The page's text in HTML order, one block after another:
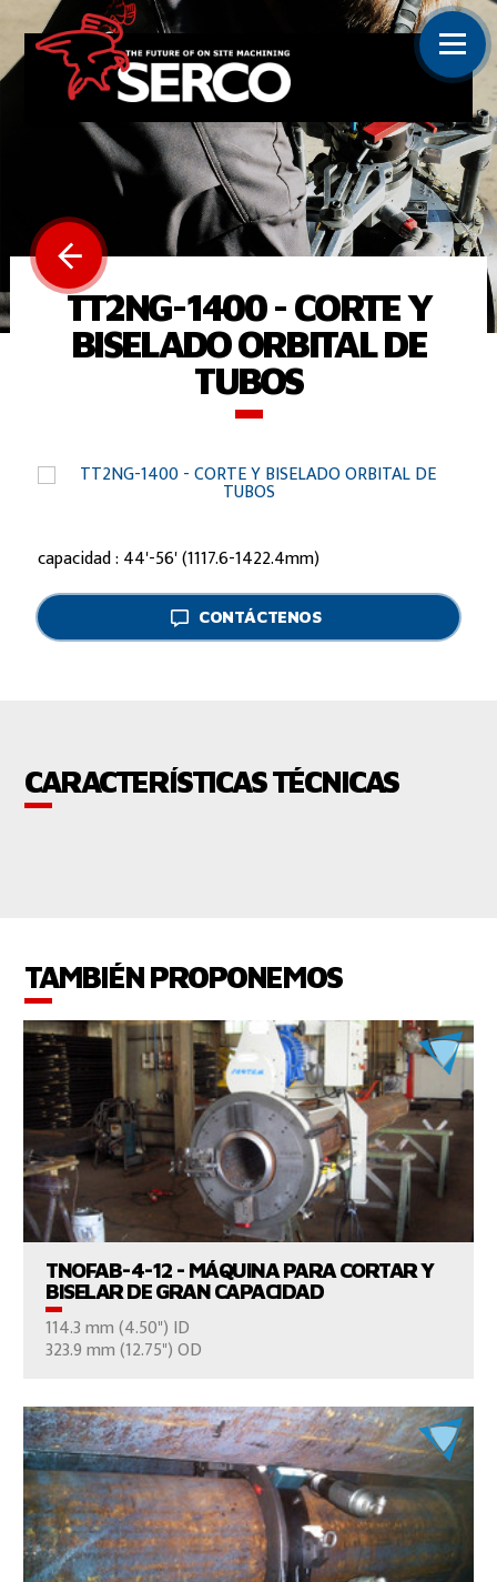
TT2NG-1400 - CORTE Y
BISELADO ORBITAL DE
TUBOS
capacidad : 44'-56' (1117.6-1422.4mm)
CONTÁCTENOS
CARACTERÍSTICAS TÉCNICAS
TAMBIÉN PROPONEMOS
TNOFAB-4-12 - MÁQUINA PARA CORTAR Y
BISELAR DE GRAN CAPACIDAD
114.3 mm (4.50") ID
323.9 mm (12.75") OD
VER EL PRODUCTO
CONTÁCTENOS
VER EL PRODUCTO